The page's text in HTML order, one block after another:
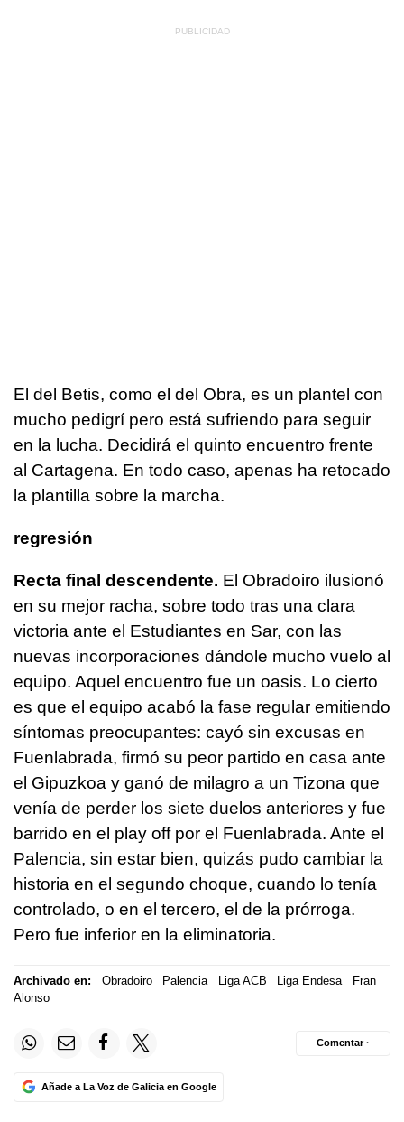
El del Betis, como el del Obra, es un plantel con
mucho pedigrí pero está sufriendo para seguir
en la lucha. Decidirá el quinto encuentro frente
al Cartagena. En todo caso, apenas ha retocado
la plantilla sobre la marcha.
regresión
Recta final descendente. El Obradoiro ilusionó
en su mejor racha, sobre todo tras una clara
victoria ante el Estudiantes en Sar, con las
nuevas incorporaciones dándole mucho vuelo al
equipo. Aquel encuentro fue un oasis. Lo cierto
es que el equipo acabó la fase regular emitiendo
síntomas preocupantes: cayó sin excusas en
Fuenlabrada, firmó su peor partido en casa ante
el Gipuzkoa y ganó de milagro a un Tizona que
venía de perder los siete duelos anteriores y fue
barrido en el play off por el Fuenlabrada. Ante el
Palencia, sin estar bien, quizás pudo cambiar la
historia en el segundo choque, cuando lo tenía
controlado, o en el tercero, el de la prórroga.
Pero fue inferior en la eliminatoria.
Archivado en: Obradoiro Palencia Liga ACB Liga Endesa
Fran
Alonso
Añade a La Voz de Galicia en Google
Comentar ·